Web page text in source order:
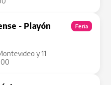
- Playón
y 11
Feria